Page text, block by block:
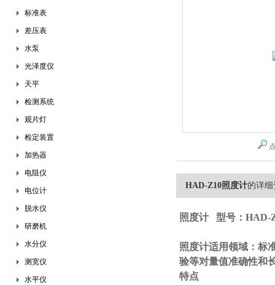
标准表
差压表
水泵
光泽度仪
天平
检测系统
观片灯
检定装置
加热器
电阻仪
电位计
脱水仪
研磨机
水分仪
测宽仪
水平仪
HAD-Z10照度计的详
照度计 型号：HAD-
照度计适用领域：标
验等对量值准确性和
特点